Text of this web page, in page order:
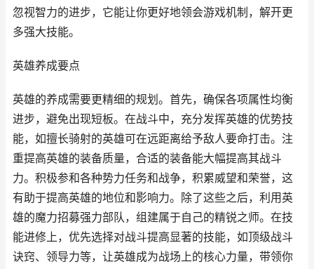
忽视智力的进步，它能让你更好地领会游戏机制，解开更
多强大技能。
英雄养成要点
英雄的养成需要更精细的规划。首先，确保各项属性均衡
进步，避免出现短板。在战斗中，充分发挥英雄的优势技
能，如擅长骑射的英雄可在远距离给予敌人要命打击。注
重提高英雄的装备质量，合适的装备能大幅提高其战斗
力。积极参和各种势力任务和战争，积累威望和荣誉，这
有助于提高英雄的地位和影响力。除了这些之后，利用英
雄的魔力招募强力部队，组建属于自己的精锐之师。在技
能进修上，优先选择对战斗提高显著的技能，如顶级战斗
诀窍、领导力等，让英雄成为战场上的核心力量，带领你